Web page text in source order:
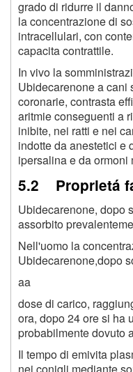
grado di ridurre il
la concentrazione di
intracellulari, con
capacita contrattile.
In vivo la
Ubidecarenone a cani
coronarie, contrasta
aritmie conseguenti a
inibite, nei ratti e nei
indotte da anestetici e
ipersalina e da ormoni
5.2 Proprietá
Ubidecarenone, dopo
assorbito
Nell'uomo la
Ubidecarenone,dopo
aa
dose di carico,
ora, dopo 24 ore si ha
probabilmente dovuto
Il tempo di emivita